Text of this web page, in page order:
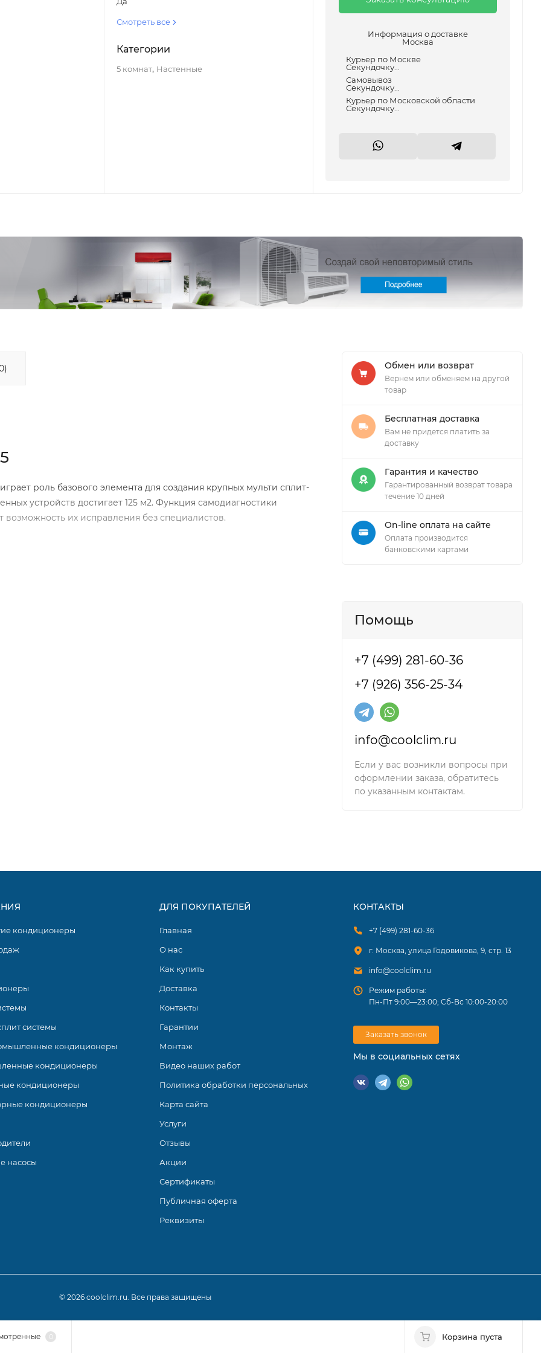
Смотреть все
Категории
5 комнат, Настенные
Информация о доставке
Москва
Курьер по Москве
Секундочку...
Самовывоз
Секундочку...
Курьер по Московской области
Секундочку...
играет роль базового элемента для создания крупных мульти сплит-
устройств достигает 125 м2. Функция самодиагностики
их исправления без специалистов.
Обмен или возврат
Вернем или обменяем на другой
товар
Бесплатная доставка
Вам не придется платить за
доставку
Гарантия и качество
Гарантированный возврат товара
течение 10 дней
On-line оплата на сайте
Оплата производится
банковскими картами
Помощь
+7 (499) 281-60-36
+7 (926) 356-25-34
info@coolclim.ru
Если у вас возникли вопросы при
оформлении заказа, обратитесь
по указанным контактам.
кондиционеры
системы
кондиционеры
кондиционеры
кондиционеры
кондиционеры
насосы
ДЛЯ ПОКУПАТЕЛЕЙ
Главная
О нас
Как купить
Доставка
Контакты
Гарантии
Монтаж
Видео наших работ
Политика обработки персональных
Карта сайта
Услуги
Отзывы
Акции
Сертификаты
Публичная оферта
Реквизиты
КОНТАКТЫ
+7 (499) 281-60-36
г. Москва, улица Годовикова, 9, стр. 13
info@coolclim.ru
Режим работы:
Пн-Пт 9:00—23:00; Сб-Вс 10:00-20:00
Заказать звонок
Мы в социальных сетях
© 2026 coolclim.ru. Все права защищены
Корзина пуста